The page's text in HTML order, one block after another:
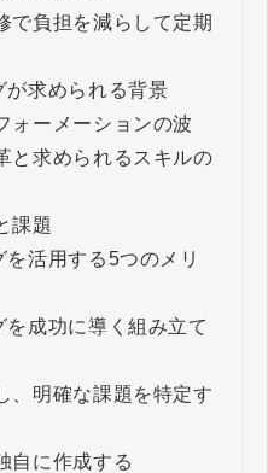
で負担を減らして定期
が求められる背景
ォーメーションの波
と求められるスキルの
課題
活用する5つのメリ
成功に導く組み立て
、明確な課題を特定す
自に作成する